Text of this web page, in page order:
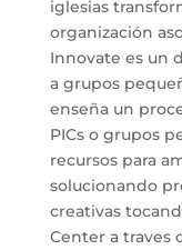
iglesias
organización
Innovate es un
a grupos
enseña un
PICs o grupos
recursos para
solucionando
creativas
Center a traves